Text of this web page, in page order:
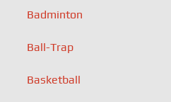
Badminton
Ball-Trap
Basketball